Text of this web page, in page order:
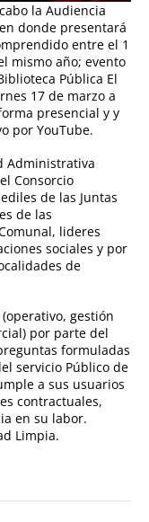
la Audiencia
donde presentará
entre el 1
mismo año; evento
Pública El
17 de marzo a
presencial y y
por YouTube.
Administrativa
Consorcio
de las Juntas
de las
lideres
sociales y por
de
gestión
por parte del
formuladas
servicio Público de
a sus usuarios
contractuales,
en su labor.
Limpia.